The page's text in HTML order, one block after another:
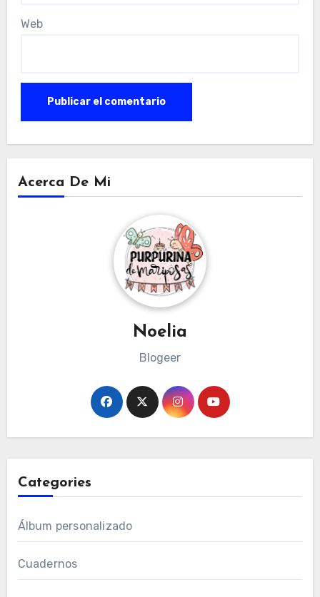
Web
Acerca De Mi
Noelia
Blogeer
Categories
Álbum personalizado
Cuadernos